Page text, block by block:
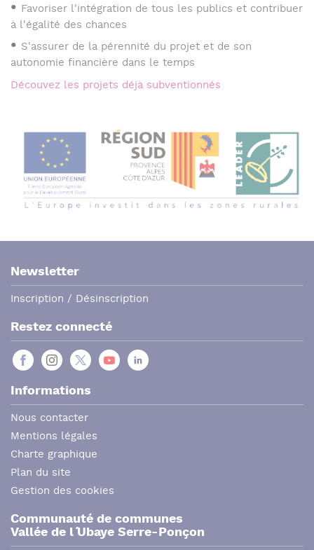
Favoriser l'intégration de tous les publics et contribuer
à l'égalité des chances
S'assurer de la pérennité du projet et de son
autonomie financière dans le temps
Découvez les projets déjà subventionnés
Newsletter
Inscription / Désinscription
Restez connecté
Informations
Nous contacter
Mentions légales
Charte graphique
Plan du site
Gestion des cookies
Communauté de communes
Vallée de l´ Ubaye Serre-Ponçon